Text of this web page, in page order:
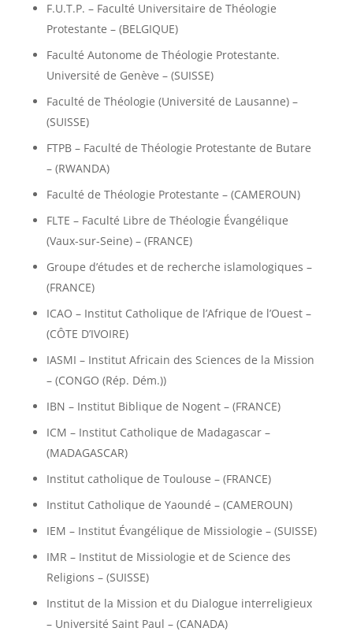
F.U.T.P. – Faculté Universitaire de Théologie
Protestante – (BELGIQUE)
Faculté Autonome de Théologie Protestante.
Université de Genève – (SUISSE)
Faculté de Théologie (Université de Lausanne) –
(SUISSE)
FTPB – Faculté de Théologie Protestante de Butare
– (RWANDA)
Faculté de Théologie Protestante – (CAMEROUN)
FLTE – Faculté Libre de Théologie Évangélique
(Vaux-sur-Seine) – (FRANCE)
Groupe d’études et de recherche islamologiques –
(FRANCE)
ICAO – Institut Catholique de l’Afrique de l’Ouest –
(CÔTE D’IVOIRE)
IASMI – Institut Africain des Sciences de la Mission
– (CONGO (Rép. Dém.))
IBN – Institut Biblique de Nogent – (FRANCE)
ICM – Institut Catholique de Madagascar –
(MADAGASCAR)
Institut catholique de Toulouse – (FRANCE)
Institut Catholique de Yaoundé – (CAMEROUN)
IEM – Institut Évangélique de Missiologie – (SUISSE)
IMR – Institut de Missiologie et de Science des
Religions – (SUISSE)
Institut de la Mission et du Dialogue interreligieux
– Université Saint Paul – (CANADA)